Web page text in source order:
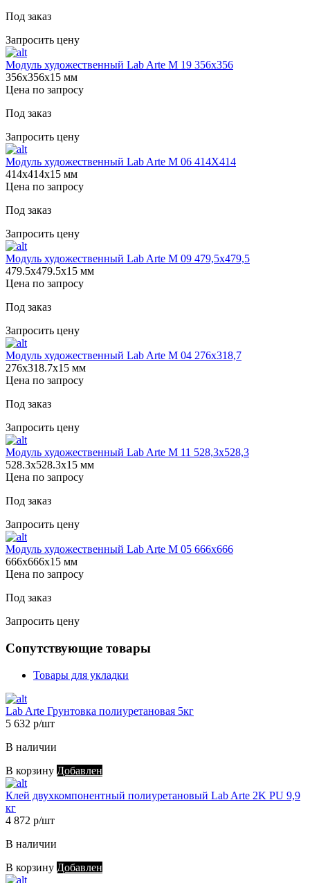
Под заказ
Запросить цену
Модуль художественный Lab Arte М 19 356х356
356х356х15 мм
Цена по запросу
Под заказ
Запросить цену
Модуль художественный Lab Arte М 06 414Х414
414х414х15 мм
Цена по запросу
Под заказ
Запросить цену
Модуль художественный Lab Arte М 09 479,5х479,5
479.5х479.5х15 мм
Цена по запросу
Под заказ
Запросить цену
Модуль художественный Lab Arte М 04 276х318,7
276х318.7х15 мм
Цена по запросу
Под заказ
Запросить цену
Модуль художественный Lab Arte М 11 528,3х528,3
528.3х528.3х15 мм
Цена по запросу
Под заказ
Запросить цену
Модуль художественный Lab Arte М 05 666х666
666х666х15 мм
Цена по запросу
Под заказ
Запросить цену
Сопутствующие товары
Товары для укладки
Lab Arte Грунтовка полиуретановая 5кг
5 632 р/шт
В наличии
В корзину Добавлен
Клей двухкомпонентный полиуретановый Lab Arte 2K PU 9,9
кг
4 872 р/шт
В наличии
В корзину Добавлен